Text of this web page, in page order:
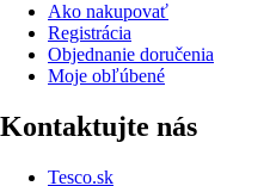
Ako nakupovať
Registrácia
Objednanie doručenia
Moje obľúbené
Kontaktujte nás
Tesco.sk